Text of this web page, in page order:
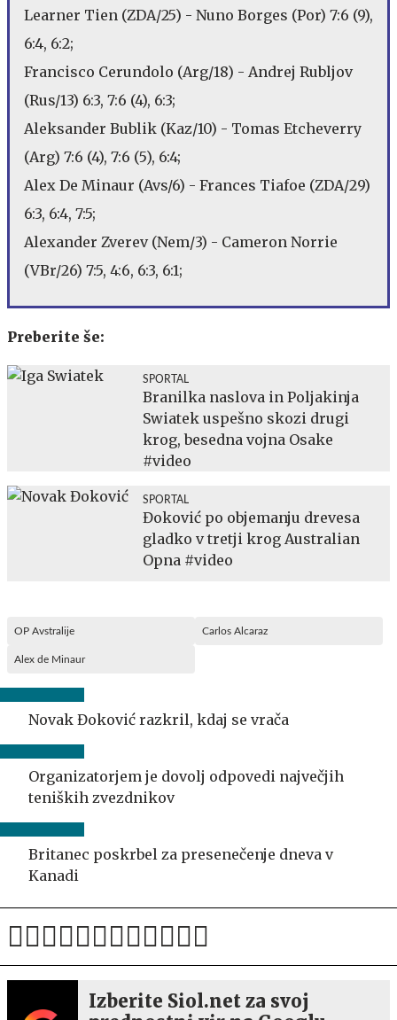
Learner Tien (ZDA/25) - Nuno Borges (Por) 7:6 (9),
6:4, 6:2;
Francisco Cerundolo (Arg/18) - Andrej Rubljov
(Rus/13) 6:3, 7:6 (4), 6:3;
Aleksander Bublik (Kaz/10) - Tomas Etcheverry
(Arg) 7:6 (4), 7:6 (5), 6:4;
Alex De Minaur (Avs/6) - Frances Tiafoe (ZDA/29)
6:3, 6:4, 7:5;
Alexander Zverev (Nem/3) - Cameron Norrie
(VBr/26) 7:5, 4:6, 6:3, 6:1;
Preberite še:
SPORTAL
Branilka naslova in Poljakinja
Swiatek uspešno skozi drugi
krog, besedna vojna Osake
#video
SPORTAL
Đoković po objemanju drevesa
gladko v tretji krog Australian
Opna #video
OP Avstralije Carlos Alcaraz
Alex de Minaur
Novak Đoković razkril, kdaj se vrača
Organizatorjem je dovolj odpovedi največjih
teniških zvezdnikov
Britanec poskrbel za presenečenje dneva v
Kanadi
Izberite Siol.net za svoj